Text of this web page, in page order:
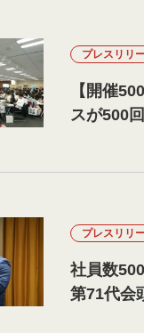
プレスリリ
【開催
スが500
プレスリリ
社員数
第71代会